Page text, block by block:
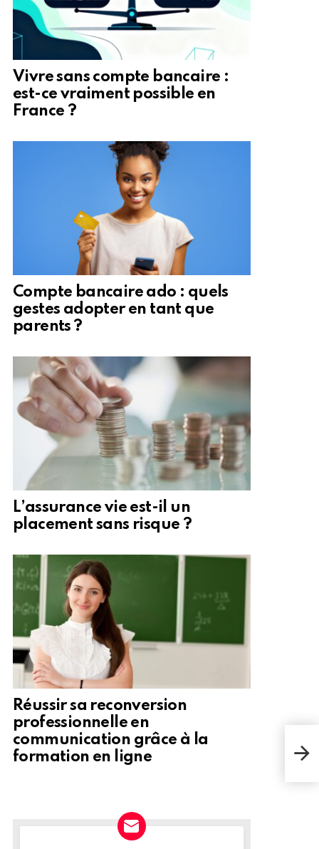
de
Vivre sans compte bancaire :
est-ce vraiment possible en
France ?
Compte bancaire ado : quels
gestes adopter en tant que
parents ?
L’assurance vie est-il un
placement sans risque ?
Réussir sa reconversion
professionnelle en
communication grâce à la
formation en ligne